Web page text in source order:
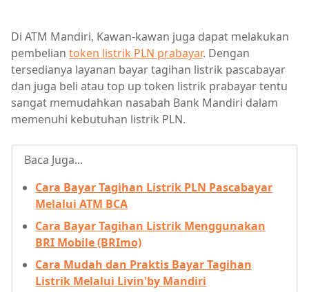
Di ATM Mandiri, Kawan-kawan juga dapat melakukan
pembelian token listrik PLN prabayar. Dengan
tersedianya layanan bayar tagihan listrik pascabayar
dan juga beli atau top up token listrik prabayar tentu
sangat memudahkan nasabah Bank Mandiri dalam
memenuhi kebutuhan listrik PLN.
Baca Juga...
Cara Bayar Tagihan Listrik PLN Pascabayar
Melalui ATM BCA
Cara Bayar Tagihan Listrik Menggunakan
BRI Mobile (BRImo)
Cara Mudah dan Praktis Bayar Tagihan
Listrik Melalui Livin'by Mandiri